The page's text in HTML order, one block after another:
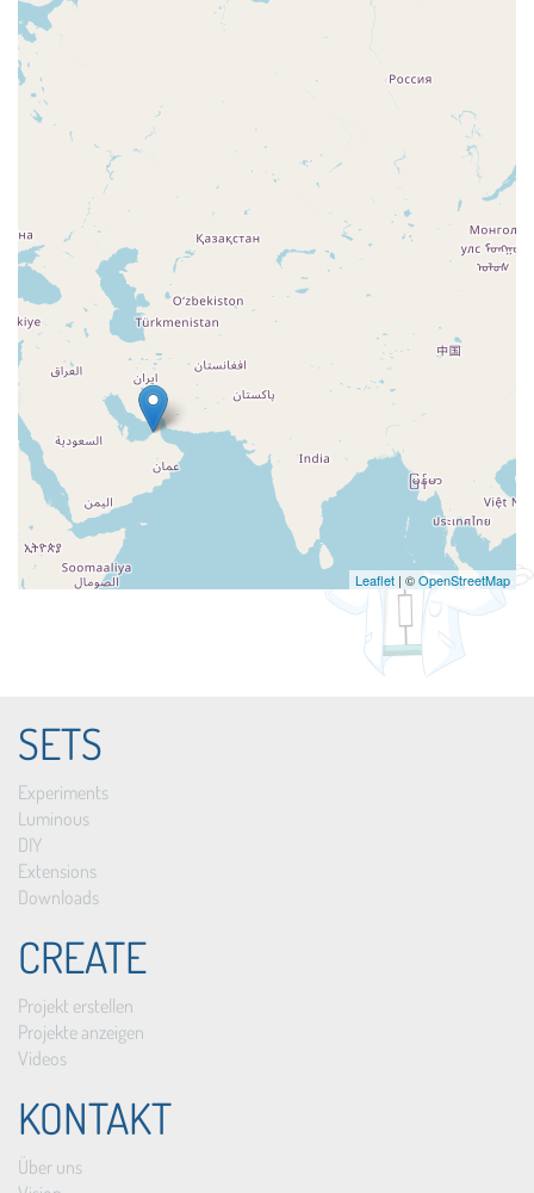
Leaflet | ©OpenStreetMap
SETS
Experiments
Luminous
DIY
Extensions
Downloads
CREATE
Projekt erstellen
Projekte anzeigen
Videos
KONTAKT
Über uns